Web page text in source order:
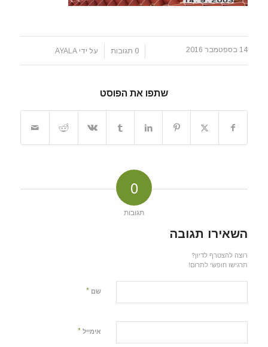
14 בספטמבר 2016 0 תגובות על ידי AYALA
שתפו את הפוסט
0
תגובות
השאירו תגובה
רוצה להצטרף לדיון?
תרגישו חופשי לתרום!
שם *
אימייל *